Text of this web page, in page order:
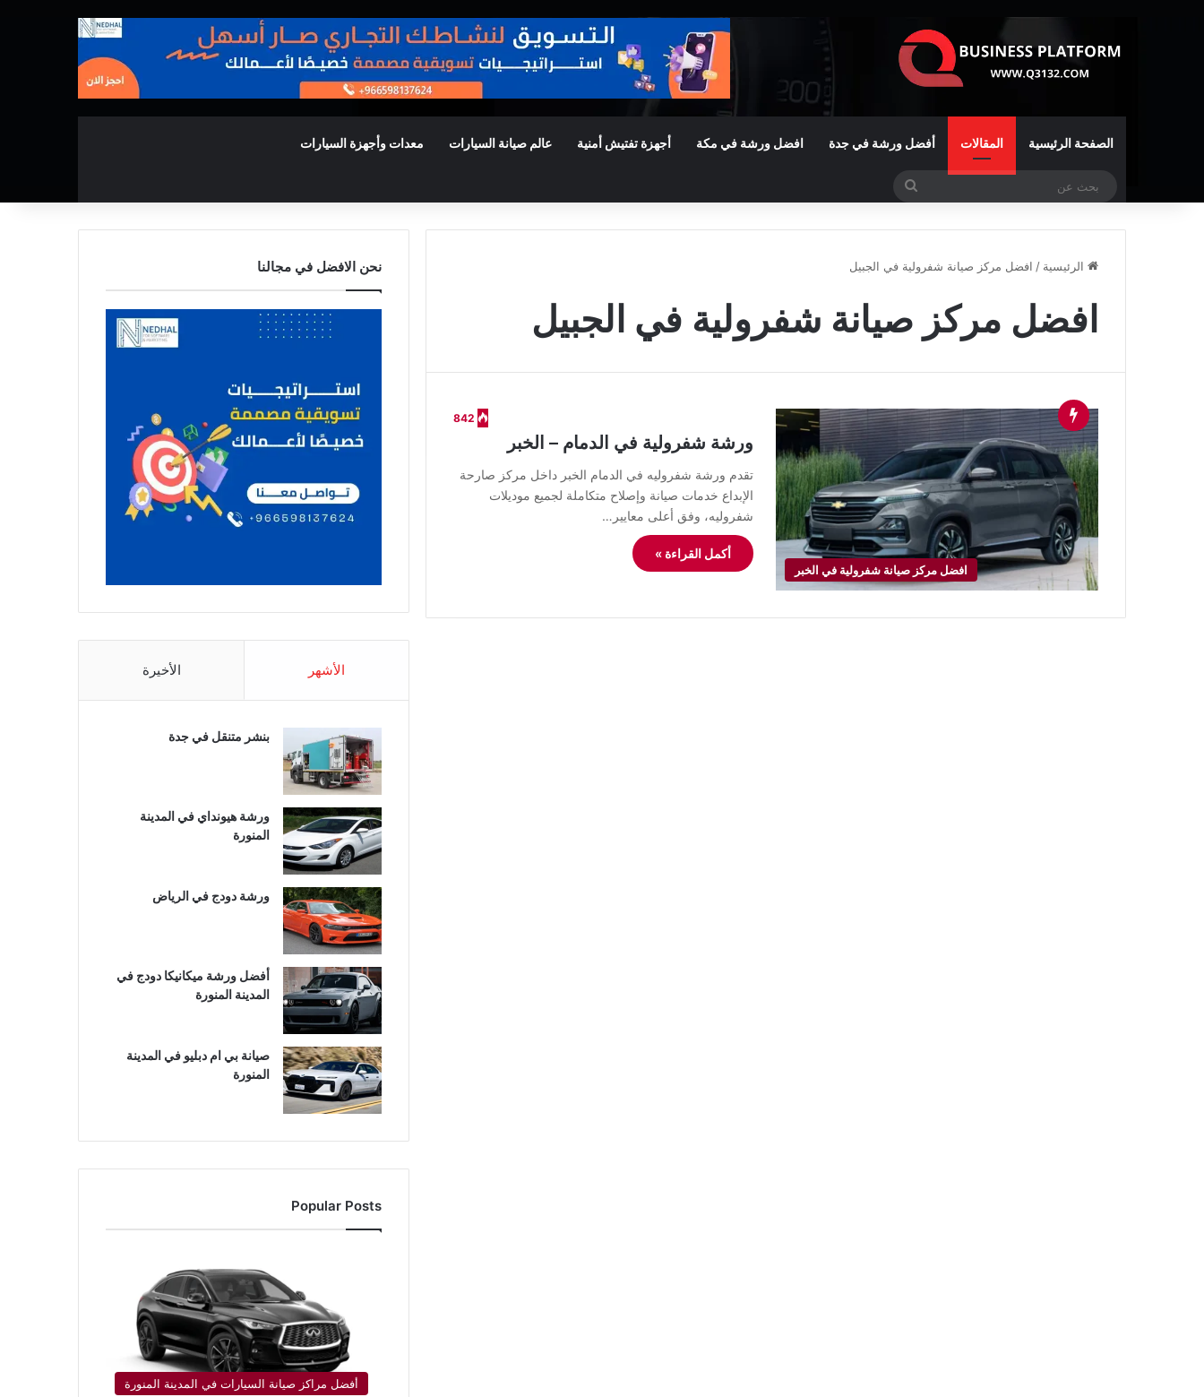
الصفحة الرئيسية المقالات أفضل ورشة في جدة افضل ورشة في مكة أجهزة تفتيش أمنية عالم صيانة السيارات معدات وأجهزة السيارات
الرئيسية / افضل مركز صيانة شفرولية في الجبيل
افضل مركز صيانة شفرولية في الجبيل
افضل مركز صيانة شفرولية في الخبر
842
ورشة شفرولية في الدمام – الخبر
تقدم ورشة شفروليه في الدمام الخبر داخل مركز صارحة
الإبداع خدمات صيانة وإصلاح متكاملة لجميع موديلات
شفروليه، وفق أعلى معايير…
أكمل القراءة »
نحن الافضل في مجالنا
الأشهر الأخيرة
بنشر متنقل في جدة
ورشة هيونداي في المدينة
المنورة
ورشة دودج في الرياض
أفضل ورشة ميكانيكا دودج في
المدينة المنورة
صيانة بي ام دبليو في المدينة
المنورة
Popular Posts
أفضل مراكز صيانة السيارات في المدينة المنورة